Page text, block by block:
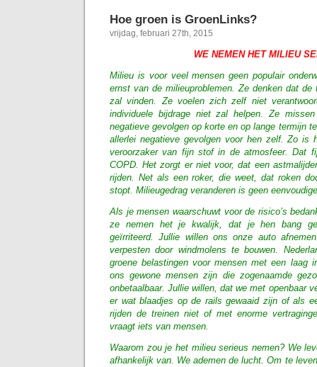
Hoe groen is GroenLinks?
vrijdag, februari 27th, 2015
WE NEMEN HET MILIEU
Milieu is voor veel mensen geen populair
ernst van de milieuproblemen. Ze denken dat de
zal vinden. Ze voelen zich zelf niet
individuele bijdrage niet zal helpen. Ze
negatieve gevolgen op korte en op lange termijn
allerlei negatieve gevolgen voor hen zelf. Zo is
veroorzaker van fijn stof in de atmosfeer. Dat
COPD. Het zorgt er niet voor, dat een
rijden. Net als een roker, die weet, dat roken
stopt. Milieugedrag veranderen is geen
Als je mensen waarschuwt voor de risico’s
ze nemen het je kwalijk, dat je hen bang
geïrriteerd. Jullie willen ons onze auto
verpesten door windmolens te bouwen.
groene belastingen voor mensen met een laag
ons gewone mensen zijn die zogenaamde
onbetaalbaar. Jullie willen, dat we met openbaar
er wat blaadjes op de rails gewaaid zijn of als
rijden de treinen niet of met enorme
vraagt iets van mensen.
Waarom zou je het milieu serieus nemen? We
afhankelijk van. We ademen de lucht. Om te